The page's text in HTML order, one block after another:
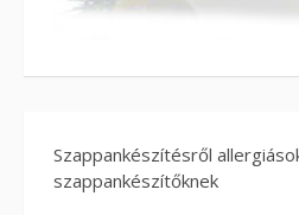
Szappankészítésről
szappankészítőknek